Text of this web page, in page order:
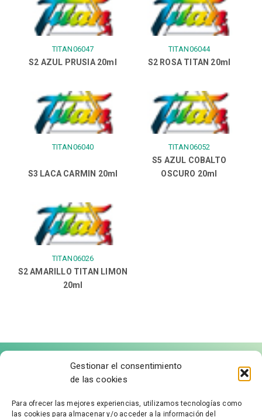
Gestionar el consentimiento
de las cookies
Para ofrecer las mejores experiencias, utilizamos tecnologías como
las cookies para almacenar y/o acceder a la información del
TITAN06047
S2 AZUL PRUSIA 20ml
TITAN06044
S2 ROSA TITAN 20ml
TITAN06040
S3 LACA CARMIN 20ml
TITAN06052
S5 AZUL COBALTO
OSCURO 20ml
TITAN06026
S2 AMARILLO TITAN LIMON
20ml